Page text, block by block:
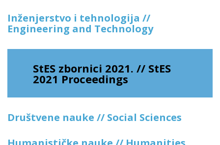
Inženjerstvo i tehnologija //
Engineering and Technology
StES zbornici 2021. // StES
2021 Proceedings
Društvene nauke // Social Sciences